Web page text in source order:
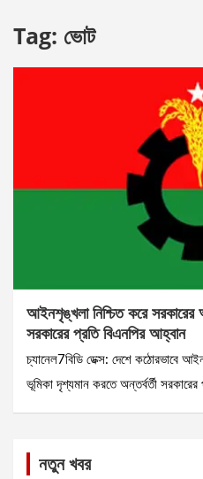
Tag: ভোট
আইনশৃঙ্খলা নিশ্চিত করে সরকারের
সরকারের প্রতি বিএনপির আহ্বান
চ্যানেল7বিডি ডেক্স: দেশে কঠোরভাবে
ভূমিকা দৃশ্যমান করতে অন্তর্বর্তী
নতুন খবর